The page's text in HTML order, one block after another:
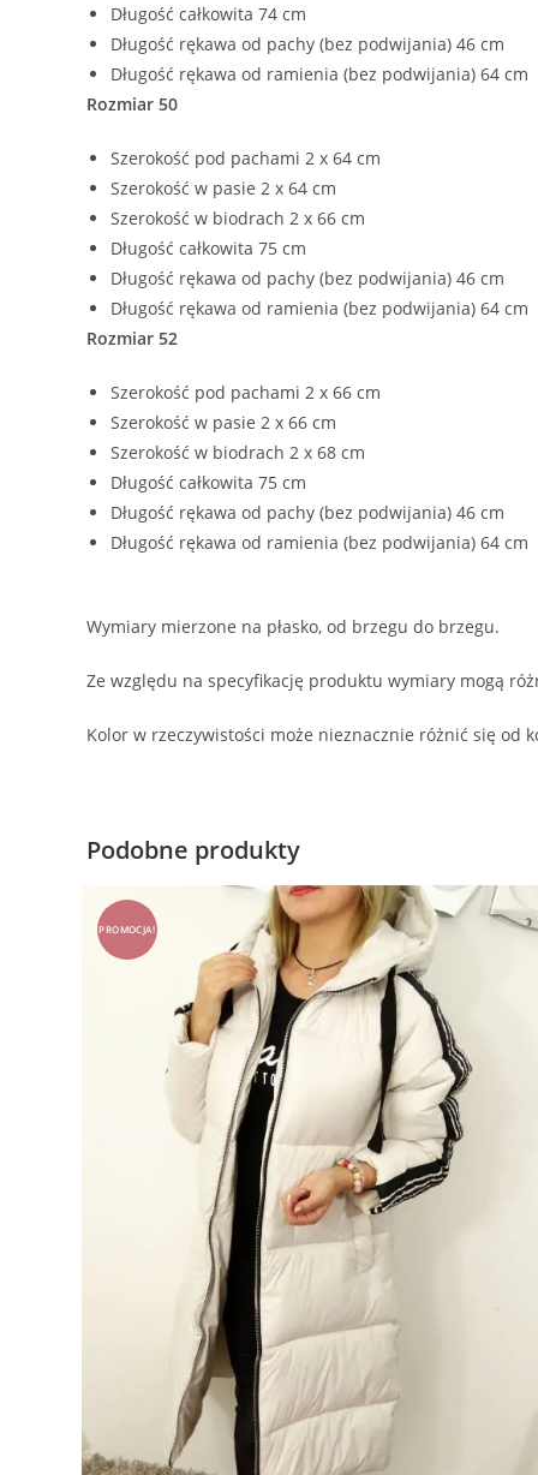
Długość całkowita 74 cm
Długość rękawa od pachy (bez podwijania) 46 cm
Długość rękawa od ramienia (bez podwijania) 64 cm
Rozmiar 50
Szerokość pod pachami 2 x 64 cm
Szerokość w pasie 2 x 64 cm
Szerokość w biodrach 2 x 66 cm
Długość całkowita 75 cm
Długość rękawa od pachy (bez podwijania) 46 cm
Długość rękawa od ramienia (bez podwijania) 64 cm
Rozmiar 52
Szerokość pod pachami 2 x 66 cm
Szerokość w pasie 2 x 66 cm
Szerokość w biodrach 2 x 68 cm
Długość całkowita 75 cm
Długość rękawa od pachy (bez podwijania) 46 cm
Długość rękawa od ramienia (bez podwijania) 64 cm
Wymiary mierzone na płasko, od brzegu do brzegu.
Ze względu na specyfikację produktu wymiary mogą
Kolor w rzeczywistości może nieznacznie różnić się
Podobne produkty
PROMOCJA!